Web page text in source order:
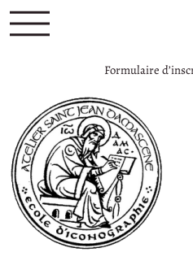
Formulaire